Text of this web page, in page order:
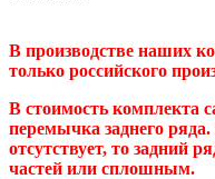
В производстве наших
только российского
В стоимость комплекта
перемычка заднего
отсутствует, то задний
частей или сплошным.